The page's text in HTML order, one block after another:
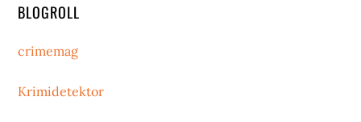
BLOGROLL
crimemag
Krimidetektor